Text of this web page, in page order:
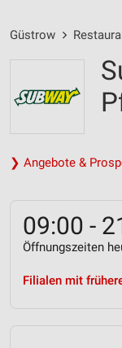
Güstrow
❯ Angebote &
09:00 -
Öffnungszeiten
Filialen mit